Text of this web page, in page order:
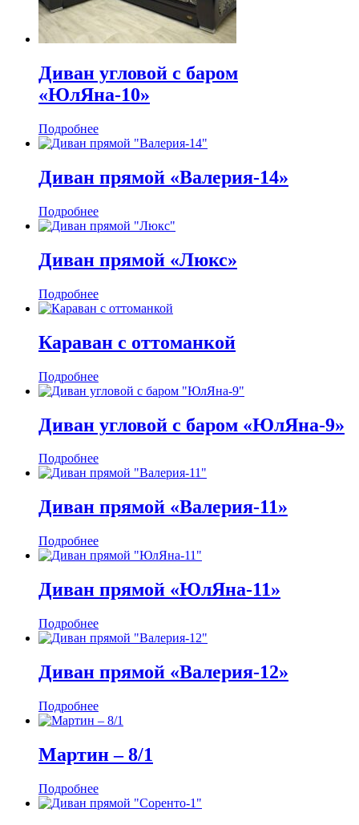
Диван угловой с баром
«ЮлЯна-10»
Подробнее
Диван прямой «Валерия-14»
Подробнее
Диван прямой «Люкс»
Подробнее
Караван с оттоманкой
Подробнее
Диван угловой с баром «ЮлЯна-9»
Подробнее
Диван прямой «Валерия-11»
Подробнее
Диван прямой «ЮлЯна-11»
Подробнее
Диван прямой «Валерия-12»
Подробнее
Мартин ‒ 8/1
Подробнее